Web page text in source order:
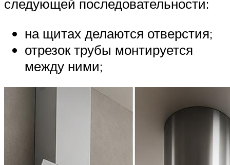
следующей последовательности:
на щитах делаются отверстия;
отрезок трубы монтируется
между ними;